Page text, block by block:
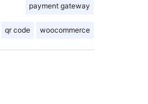
payment gateway
qr code woocommerce